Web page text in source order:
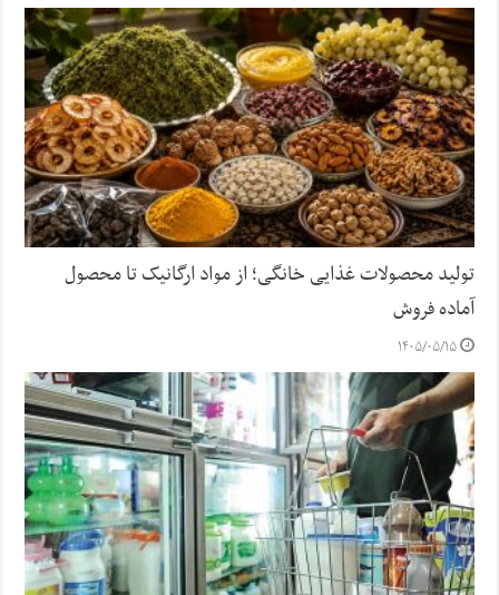
تولید محصولات غذایی خانگی؛ از مواد ارگانیک تا محصول
آماده فروش
۱۴۰۵/۰۵/۱۵